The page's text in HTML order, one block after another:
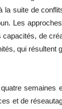
la suite de
Les
de
qui résultent
semaines
et de